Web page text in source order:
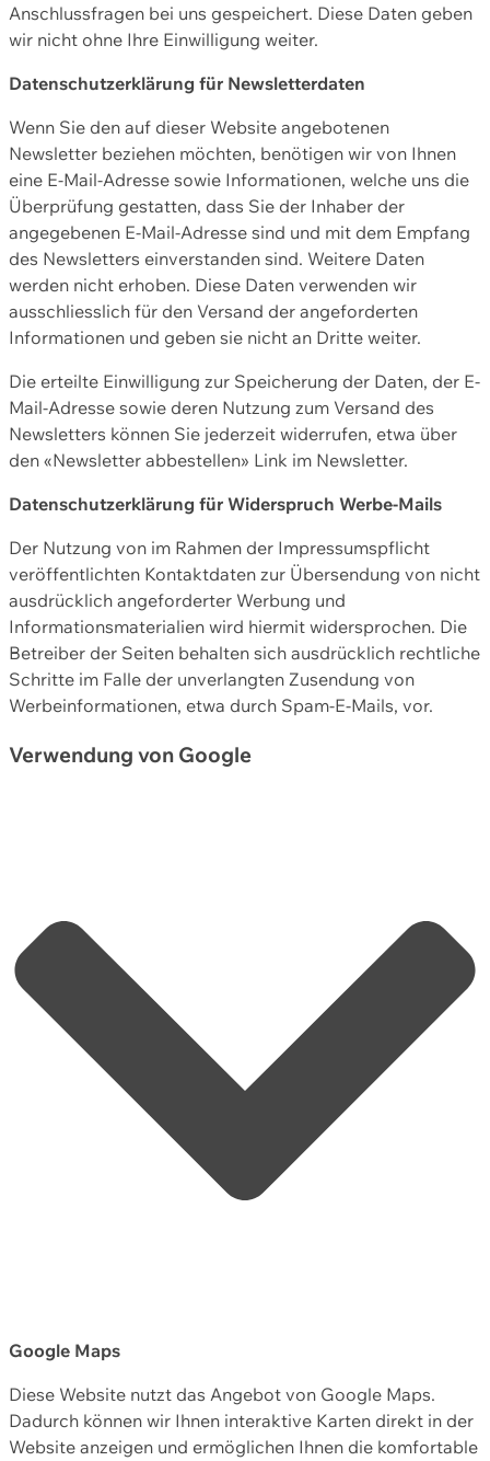
Anschlussfragen bei uns gespeichert. Diese Daten geben
wir nicht ohne Ihre Einwilligung weiter.
Datenschutzerklärung für Newsletterdaten
Wenn Sie den auf dieser Website angebotenen
Newsletter beziehen möchten, benötigen wir von Ihnen
eine E-Mail-Adresse sowie Informationen, welche uns die
Überprüfung gestatten, dass Sie der Inhaber der
angegebenen E-Mail-Adresse sind und mit dem Empfang
des Newsletters einverstanden sind. Weitere Daten
werden nicht erhoben. Diese Daten verwenden wir
ausschliesslich für den Versand der angeforderten
Informationen und geben sie nicht an Dritte weiter.
Die erteilte Einwilligung zur Speicherung der Daten, der E-
Mail-Adresse sowie deren Nutzung zum Versand des
Newsletters können Sie jederzeit widerrufen, etwa über
den «Newsletter abbestellen» Link im Newsletter.
Datenschutzerklärung für Widerspruch Werbe-Mails
Der Nutzung von im Rahmen der Impressumspflicht
veröffentlichten Kontaktdaten zur Übersendung von nicht
ausdrücklich angeforderter Werbung und
Informationsmaterialien wird hiermit widersprochen. Die
Betreiber der Seiten behalten sich ausdrücklich rechtliche
Schritte im Falle der unverlangten Zusendung von
Werbeinformationen, etwa durch Spam-E-Mails, vor.
Verwendung von Google
Google Maps
Diese Website nutzt das Angebot von Google Maps.
Dadurch können wir Ihnen interaktive Karten direkt in der
Website anzeigen und ermöglichen Ihnen die komfortable